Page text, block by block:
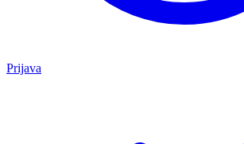
Prijava